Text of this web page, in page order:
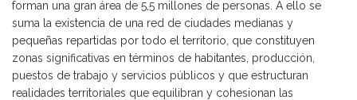
forman una gran área de 5,5 millones de personas. A ello se
suma la existencia de una red de ciudades medianas y
pequeñas repartidas por todo el territorio, que constituyen
zonas significativas en términos de habitantes, producción,
puestos de trabajo y servicios públicos y que estructuran
realidades territoriales que equilibran y cohesionan las